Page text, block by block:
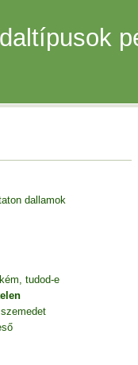
dallamok
tudod-e